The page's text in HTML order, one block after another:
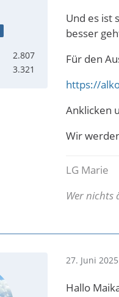
2.807
3.321
Und es ist
besser
Für den
https://
Anklicken
Wir
LG Marie
Wer nichts
27. Juni
Hallo